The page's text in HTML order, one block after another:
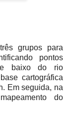
grupos para
pontos
e baixo do rio
cartográfica
Em seguida, na
do